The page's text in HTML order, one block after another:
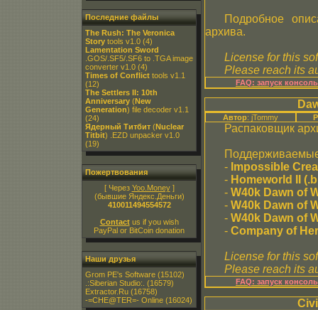
Последние файлы
The Rush: The Veronica
Story tools v1.0 (4)
Lamentation Sword
.GOS/.SF5/.SF6 to .TGA image
converter v1.0 (4)
Times of Conflict tools v1.1
(12)
The Settlers II: 10th
Anniversary (New
Generation) file decoder v1.1
(24)
Ядерный Титбит (Nuclear
Titbit) .EZD unpacker v1.0
(19)
Пожертвования
[ Через Yoo.Money]
(бывшие Яндекс.Деньги)
410011494554572
Contactus if you wish
PayPal or BitCoin donation
Наши друзья
Grom PE's Software (15102)
.:Siberian Studio:. (16579)
Extractor.Ru (16758)
-=CHE@TER=- Online (16024)
Подробное
архива.
License for this
Please reach its
FAQ: запуск
Автор: jTommy
Распаковщик
- Impossible
- Homeworld II
- W40k Dawn of
- W40k Dawn of
- W40k Dawn of
- Company of
License for this
Please reach its
FAQ: запуск